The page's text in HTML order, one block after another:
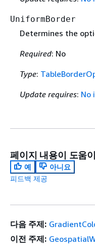
UniformBorder
Determines the
Required: No
Type:
Update requires: No
페이지 내용이 도움
예
아니요
피드백 제공
다음 주제:
이전 주제: